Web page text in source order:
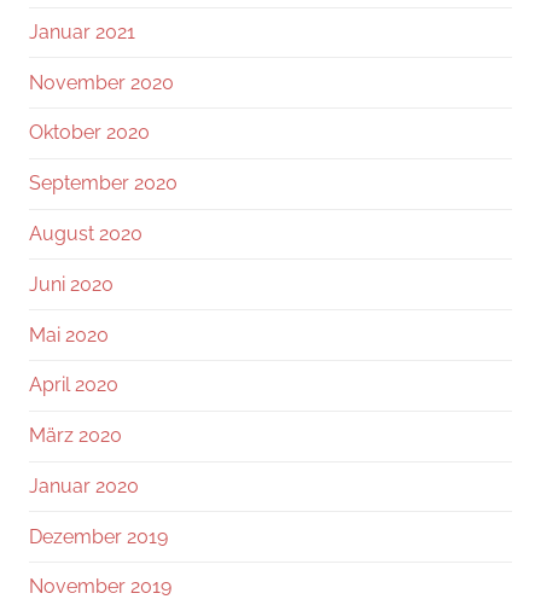
Januar 2021
November 2020
Oktober 2020
September 2020
August 2020
Juni 2020
Mai 2020
April 2020
März 2020
Januar 2020
Dezember 2019
November 2019